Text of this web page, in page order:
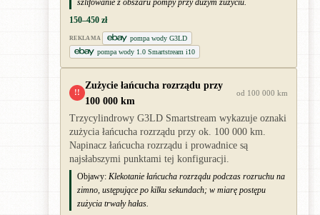
150–450 zł
REKLAMA
pompa wody G3LD
pompa wody 1.0 Smartstream i10
!!
Zużycie łańcucha rozrządu przy
100 000 km
od 100 000 km
Trzycylindrowy G3LD Smartstream wykazuje oznaki
zużycia łańcucha rozrządu przy ok. 100 000 km.
Napinacz łańcucha rozrządu i prowadnice są
najsłabszymi punktami tej konfiguracji.
Objawy: Klekotanie łańcucha rozrządu podczas rozruchu na
zimno, ustępujące po kilku sekundach; w miarę postępu
zużycia trwały hałas.